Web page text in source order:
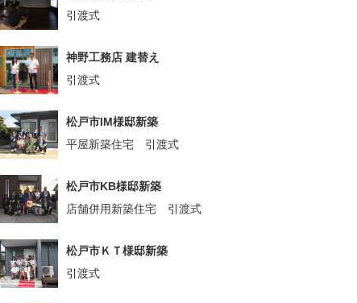
引渡式
神野工務店 建替え
引渡式
松戸市IM様邸新築
平屋新築住宅 引渡式
松戸市KB様邸新築
店舗併用新築住宅 引渡式
松戸市ＫＴ様邸新築
引渡式